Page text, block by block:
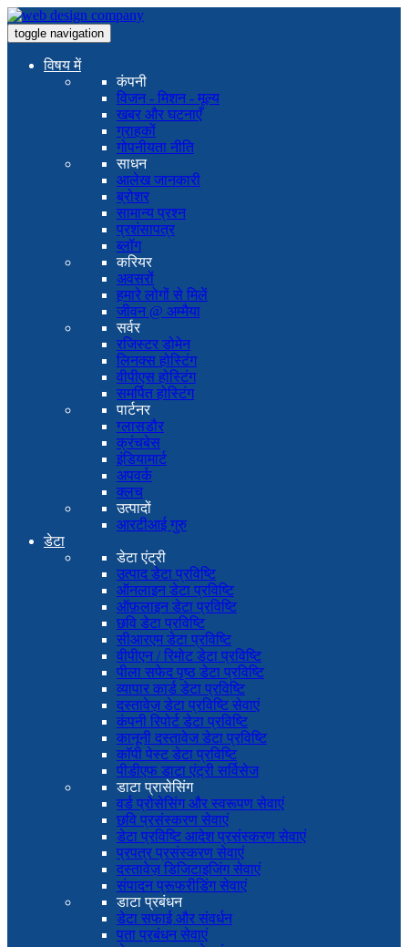
toggle navigation
विषय में
कंपनी
विजन - मिशन - मूल्य
खबर और घटनाएँ
ग्राहकों
गोपनीयता नीति
साधन
आलेख जानकारी
ब्रोशर
सामान्य प्रश्न
प्रशंसापत्र
ब्लॉग
करियर
अवसरों
हमारे लोगों से मिलें
जीवन @ अम्मैया
सर्वर
रजिस्टर डोमेन
लिनक्स होस्टिंग
वीपीएस होस्टिंग
समर्पित होस्टिंग
पार्टनर
ग्लासडौर
क्रंचबेस
इंडियामार्ट
अपवर्क
क्लच
उत्पादों
आरटीआई गुरु
डेटा
डेटा एंट्री
उत्पाद डेटा प्रविष्टि
ऑनलाइन डेटा प्रविष्टि
ऑफ़लाइन डेटा प्रविष्टि
छवि डेटा प्रविष्टि
सीआरएम डेटा प्रविष्टि
वीपीएन / रिमोट डेटा प्रविष्टि
पीला सफेद पृष्ठ डेटा प्रविष्टि
व्यापार कार्ड डेटा प्रविष्टि
दस्तावेज़ डेटा प्रविष्टि सेवाएं
कंपनी रिपोर्ट डेटा प्रविष्टि
कानूनी दस्तावेज डेटा प्रविष्टि
कॉपी पेस्ट डेटा प्रविष्टि
पीडीएफ डाटा एंट्री सर्विसेज
डाटा प्रासेसिंग
वर्ड प्रोसेसिंग और स्वरूपण सेवाएं
छवि प्रसंस्करण सेवाएं
डेटा प्रविष्टि आदेश प्रसंस्करण सेवाएं
प्रपत्र प्रसंस्करण सेवाएं
दस्तावेज़ डिजिटाइजिंग सेवाएं
संपादन प्रूफरीडिंग सेवाएं
डाटा प्रबंधन
डेटा सफाई और संवर्धन
पता प्रबंधन सेवाएं